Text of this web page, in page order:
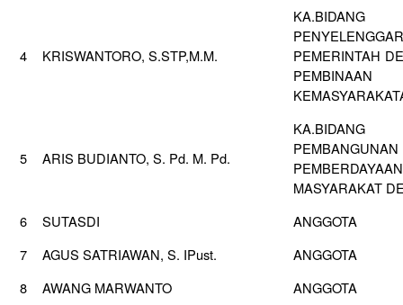
4 KRISWANTORO, S.STP,M.M.
KA.BIDANG
PEMERINTAH
PEMBINAAN
5 ARIS BUDIANTO, S. Pd. M. Pd.
KA.BIDANG
PEMBERDAYAAN
MASYARAKAT
6
SUTASDI
ANGGOTA
7
AGUS SATRIAWAN, S. IPust.
ANGGOTA
8
AWANG MARWANTO
ANGGOTA